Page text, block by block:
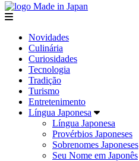
menu
Novidades
Culinária
Curiosidades
Tecnologia
Tradição
Turismo
Entretenimento
Língua Japonesa
Língua Japonesa
Provérbios Japoneses
Sobrenomes Japoneses
Seu Nome em Japonês